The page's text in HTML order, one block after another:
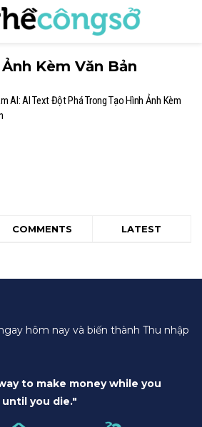
Kèm Văn Bản
AI: AI Text Đột Phá Trong Tạo Hình Ảnh Kèm
COMMENTS LATEST
hôm nay và biến thành Thu nhập
to make money while you
you die."